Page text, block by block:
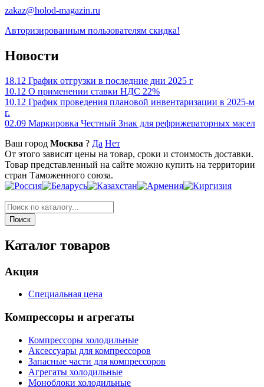
zakaz@holod-magazin.ru
Авторизированным пользователям скидка!
Новости
18.12 График отгрузки в последние дни 2025 г
10.12 О применении ставки НДС 22%
10.12 График проведения плановой инвентаризации в 2025-м
г.
02.09 Маркировка Честный Знак для рефрижераторных масел
Ваш город Москва ? Да Нет
От этого зависят цены на товар, сроки и стоимость доставки.
Товар представленный на сайте можно купить на территории
стран Таможенного союза.
Каталог товаров
Акция
Специальная цена
Компрессоры и агрегаты
Компрессоры холодильные
Аксессуары для компрессоров
Запасные части для компрессоров
Агрегаты холодильные
Моноблоки холодильные